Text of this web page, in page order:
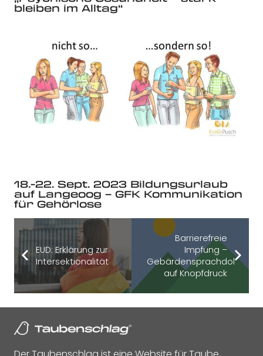
bleiben im Alltag“
18.-22. Sept. 2023 Bildungsurlaub
auf Langeoog – GFK Kommunikation
für Gehörlose
EUD: Erklärung zur
Intersektionalität
Barrierefreie
Impfung –
auf Knopfdruck